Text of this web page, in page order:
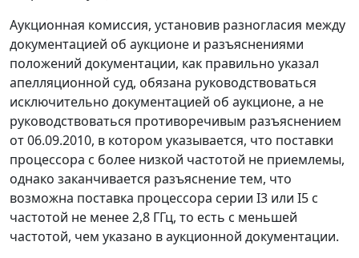
Аукционная комиссия, установив разногласия между
документацией об аукционе и разъяснениями
положений документации, как правильно указал
апелляционной суд, обязана руководствоваться
исключительно документацией об аукционе, а не
руководствоваться противоречивым разъяснением
от 06.09.2010, в котором указывается, что поставки
процессора с более низкой частотой не приемлемы,
однако заканчивается разъяснение тем, что
возможна поставка процессора серии I3 или I5 с
частотой не менее 2,8 ГГц, то есть с меньшей
частотой, чем указано в аукционной документации.